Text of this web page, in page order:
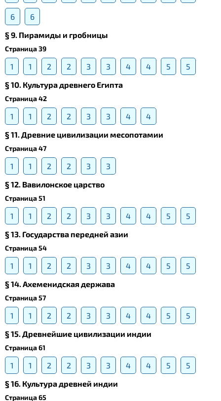
6
6
§ 9. Пирамиды и гробницы
Страница 39
1 1 2 2 3 3 4 4 5
5
§ 10. Культура древнего Египта
Страница 42
1 1 2 2 3 3 4
4
§ 11. Древние цивилизации месопотамии
Страница 47
1 1 2 2 3
3
§ 12. Вавилонское царство
Страница 51
1 1 2 2 3 3 4 4 5
5
§ 13. Государства передней азии
Страница 54
1 1 2 2 3 3 4 4 5
5
§ 14. Ахеменидская держава
Страница 57
1 1 2 2 3 3 4 4 5
5
§ 15. Древнейшие цивилизации индии
Страница 61
1 1 2 2 3 3 4 4 5
5
§ 16. Культура древней индии
Страница 65